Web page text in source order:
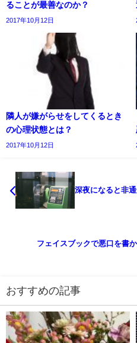
ることが最善なのか？
2017年10月12日
隣人が嫌がらせをしてくるとき
の心理状態とは？
2017年10月12日
深夜になると非
フェイスブックで悪口を書
おすすめの記事